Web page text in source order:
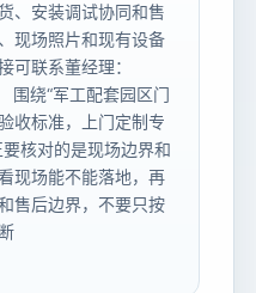
、安装调试协同和售
现场照片和现有设备
可联系董经理：
围绕“军工配套园区门
收标准，上门定制专
核对的是现场边界和
现场能不能落地，再
售后边界，不要只按